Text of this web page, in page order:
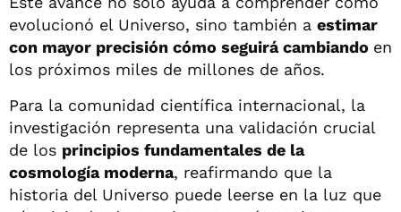
evolucionó el Universo, sino también a estimar
con mayor precisión cómo seguirá cambiando en
los próximos miles de millones de años.
Para la comunidad científica internacional, la
investigación representa una validación crucial
de los principios fundamentales de la
cosmología moderna, reafirmando que la
historia del Universo puede leerse en la luz que